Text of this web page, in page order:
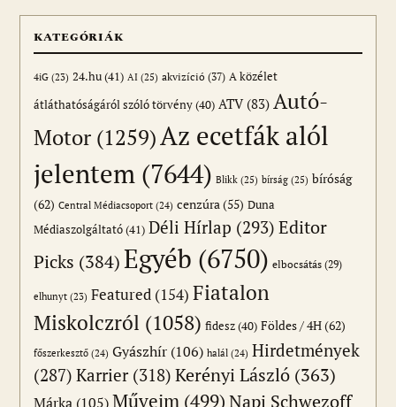
KATEGÓRIÁK
4iG (23) 24.hu(41) AI (25) akvizíció (37) A közélet
átláthatóságáról szóló törvény(40) ATV(83) Autó-
Motor (1259)Az ecetfák alól
jelentem (7644) Blikk (25) bírság (25) bíróság
(62) Central Médiacsoport (24) cenzúra (55) Duna
Médiaszolgáltató(41) Déli Hírlap (293) Editor
Picks (384)Egyéb (6750) elbocsátás (29)
elhunyt (23) Featured (154) Fiatalon
Miskolczról (1058) fidesz(40) Földes / 4H(62)
főszerkesztő (24) Gyászhír (106) halál (24) Hirdetmények
(287) Karrier(318) Kerényi László (363)
Márka (105) Műveim (499)Napi Schwezoff